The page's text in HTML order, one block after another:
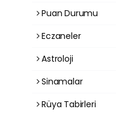
Puan Durumu
Eczaneler
Astroloji
Sinamalar
Rüya Tabirleri